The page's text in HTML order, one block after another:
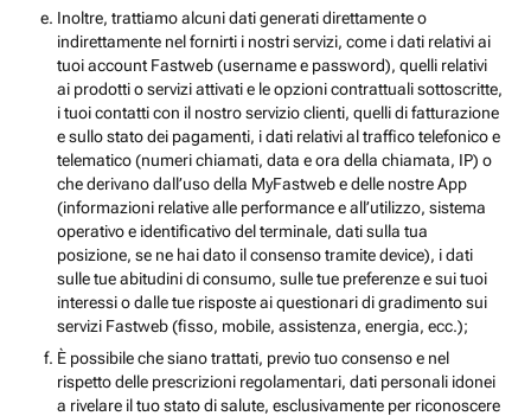
Inoltre, trattiamo alcuni dati generati direttamente o
indirettamente nel fornirti i nostri servizi, come i dati relativi ai
tuoi account Fastweb (username e password), quelli relativi
ai prodotti o servizi attivati e le opzioni contrattuali sottoscritte,
i tuoi contatti con il nostro servizio clienti, quelli di fatturazione
e sullo stato dei pagamenti, i dati relativi al traffico telefonico e
telematico (numeri chiamati, data e ora della chiamata, IP) o
che derivano dall’uso della MyFastweb e delle nostre App
(informazioni relative alle performance e all’utilizzo, sistema
operativo e identificativo del terminale, dati sulla tua
posizione, se ne hai dato il consenso tramite device), i dati
sulle tue abitudini di consumo, sulle tue preferenze e sui tuoi
interessi o dalle tue risposte ai questionari di gradimento sui
servizi Fastweb (fisso, mobile, assistenza, energia, ecc.);
È possibile che siano trattati, previo tuo consenso e nel
rispetto delle prescrizioni regolamentari, dati personali idonei
a rivelare il tuo stato di salute, esclusivamente per riconoscere